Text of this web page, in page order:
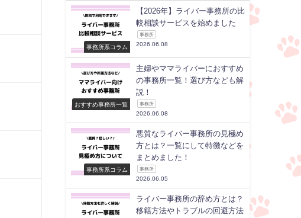
事務所系コラム
【2026年】ライバー事務所の比
較相談サービスを始めました
事務所
2026.06.08
おすすめ事務所一覧
主婦やママライバーにおすすめ
の事務所一覧！選び方なども解
説！
事務所
2026.06.08
事務所系コラム
悪質なライバー事務所の見極め
方とは？一覧にして特徴などを
まとめました！
事務所
2026.06.05
ライバー事務所の辞め方とは？
移籍方法やトラブルの回避方法